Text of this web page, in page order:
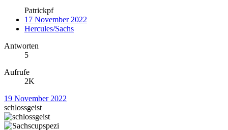
Patrickpf
17 November 2022
Hercules/Sachs
Antworten
5
Aufrufe
2K
19 November 2022
schlossgeist